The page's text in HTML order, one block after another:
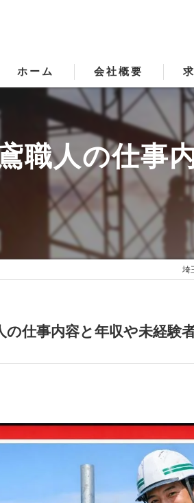
ホーム 会社概要
職人の仕事
埼
の仕事内容と年収や未経験